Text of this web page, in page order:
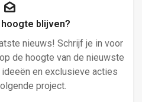
blijven?
nieuws! Schrijf je in voor
de hoogte van de nieuwste
en exclusieve acties
project.